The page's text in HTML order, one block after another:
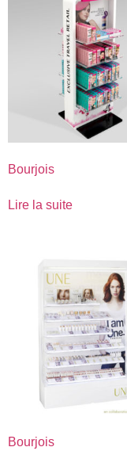
Bourjois
Lire la suite
Bourjois